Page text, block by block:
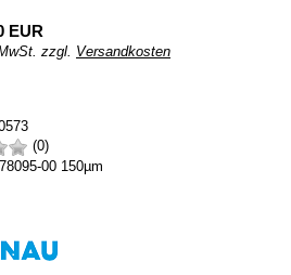
EUR
zzgl. Versandkosten
(0)
00 150µm